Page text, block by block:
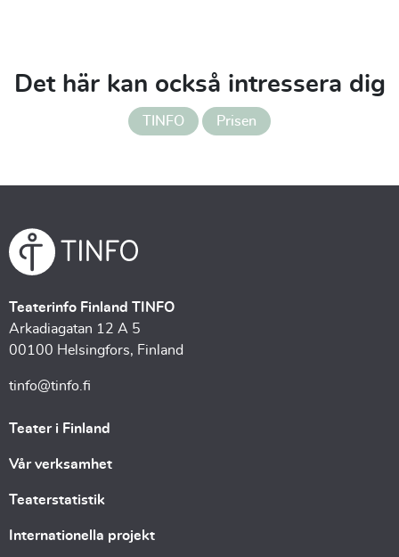
Det här kan också intressera dig
TINFO Prisen
Teaterinfo Finland TINFO
Arkadiagatan 12 A 5
00100 Helsingfors, Finland
tinfo@tinfo.fi
Teater i Finland
Vår verksamhet
Teaterstatistik
Internationella projekt